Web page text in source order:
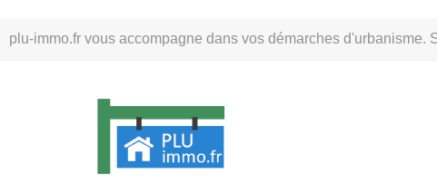
plu-immo.fr vous accompagne dans vos démarches
au